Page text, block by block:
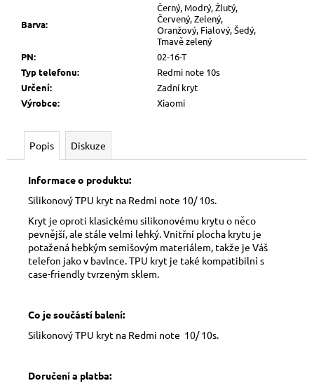
Barva:
Černý, Modrý, Žlutý,
Červený, Zelený,
Oranžový, Fialový, Šedý,
Tmavě zelený
PN:
02-16-T
Typ telefonu:
Redmi note 10s
Určení:
Zadní kryt
Výrobce: Xiaomi
Popis Diskuze
Informace o produktu:
Silikonový TPU kryt na Redmi note 10/ 10s.
Kryt je oproti klasickému silikonovému krytu o něco
pevnější, ale stále velmi lehký. Vnitřní plocha krytu je
potažená hebkým semišovým materiálem, takže je Váš
telefon jako v bavlnce. TPU kryt je také kompatibilní s
case-friendly tvrzeným sklem.
Co je součástí balení:
Silikonový TPU kryt na Redmi note 10/ 10s.
Doručení a platba: